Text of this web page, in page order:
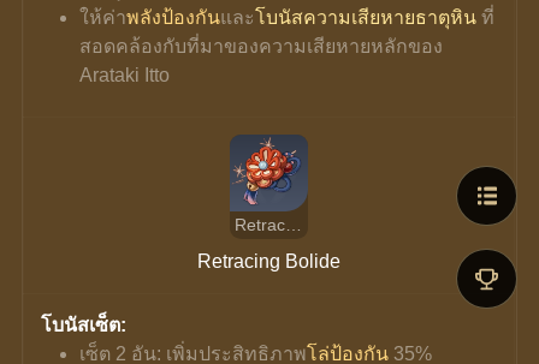
ให้ค่าพลังป้องกันและโบนัสความเสียหายธาตุหิน ที่
สอดคล้องกับที่มาของความเสียหายหลักของ
Arataki Itto
Retracing Bolide
Retracing Bolide
โบนัสเซ็ต:
เซ็ต 2 อัน: เพิ่มประสิทธิภาพโล่ป้องกัน 35%